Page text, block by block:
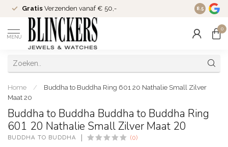
Gratis Verzenden vanaf € 50,- Since
8.5
MENU
0
Home /
Buddha to Buddha Ring 601 20 Nathalie Small Zilver
Maat 20
Buddha to Buddha Buddha to Buddha Ring
601 20 Nathalie Small Zilver Maat 20
BUDDHA TO BUDDHA (0)